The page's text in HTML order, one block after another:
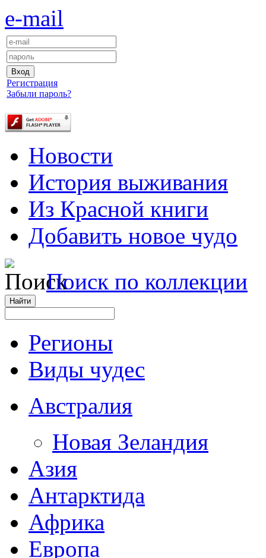
e-mail
Регистрация
Забыли пароль?
Новости
История выживания
Из Красной книги
Добавить новое чудо
Поиск по коллекции
Регионы
Виды чудес
Австралия
Новая Зеландия
Азия
Антарктида
Африка
Европа